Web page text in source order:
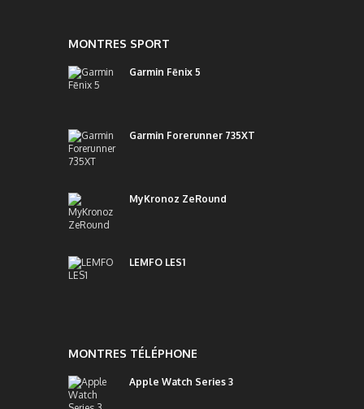
MONTRES SPORT
Garmin Fēnix 5
Garmin Forerunner 735XT
MyKronoz ZeRound
LEMFO LES1
MONTRES TÉLÉPHONE
Apple Watch Series 3